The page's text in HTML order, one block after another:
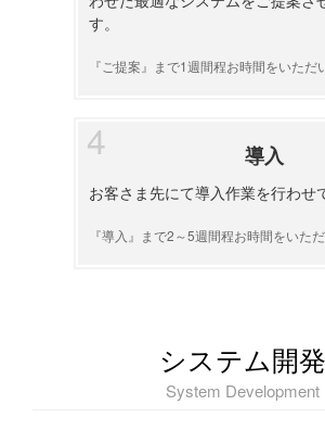
す。
『ご提案』まで1週間程お時間をいただ
導入
お客さま先にて導入作業を行わせ
『導入』まで2～5週間程お時間をいた
システム開発
System Development